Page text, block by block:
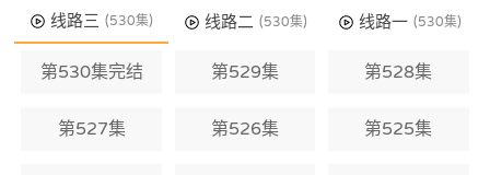
线路三 (530集) 线路二 (530集) 线路一 (530集)
第530集完结 第529集 第528集
第527集 第526集 第525集